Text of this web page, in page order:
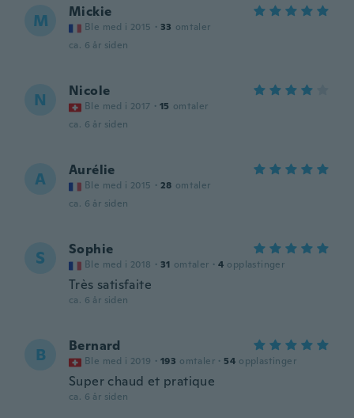
M Mickie
Ble med i 2015 · 33 omtaler
ca. 6 år siden
N Nicole
Ble med i 2017 · 15 omtaler
ca. 6 år siden
A Aurélie
Ble med i 2015 · 28 omtaler
ca. 6 år siden
S Sophie
Ble med i 2018 · 31 omtaler · 4 opplastinger
Très satisfaite
ca. 6 år siden
B Bernard
Ble med i 2019 · 193 omtaler · 54 opplastinger
Super chaud et pratique
ca. 6 år siden